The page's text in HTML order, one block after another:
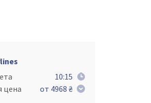
10:15
цена
от 4968 ₴